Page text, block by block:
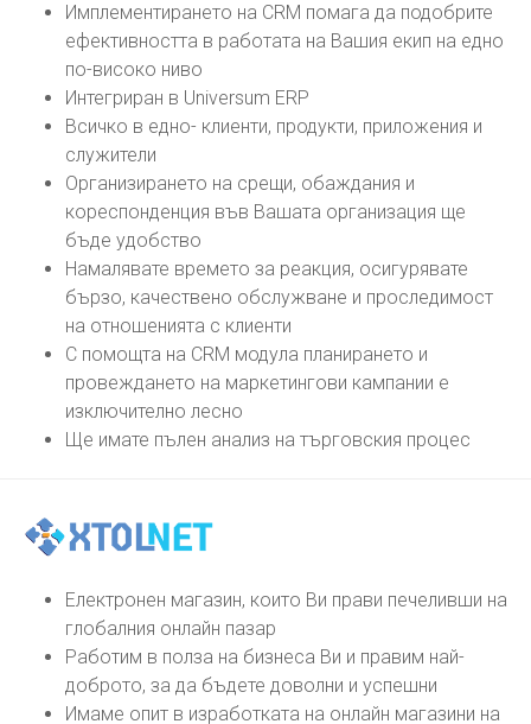
Имплементирането на CRM помага да подобрите
ефективността в работата на Вашия екип на едно
по-високо ниво
Интегриран в Universum ERP
Всичко в едно- клиенти, продукти, приложения и
служители
Организирането на срещи, обаждания и
кореспонденция във Вашата организация ще
бъде удобство
Намалявате времето за реакция, осигурявате
бързо, качествено обслужване и проследимост
на отношенията с клиенти
С помощта на CRM модула планирането и
провеждането на маркетингови кампании е
изключително лесно
Ще имате пълен анализ на търговския процес
Електронен магазин, които Ви прави печеливши на
глобалния онлайн пазар
Работим в полза на бизнеса Ви и правим най-
доброто, за да бъдете доволни и успешни
Имаме опит в изработката на онлайн магазини на